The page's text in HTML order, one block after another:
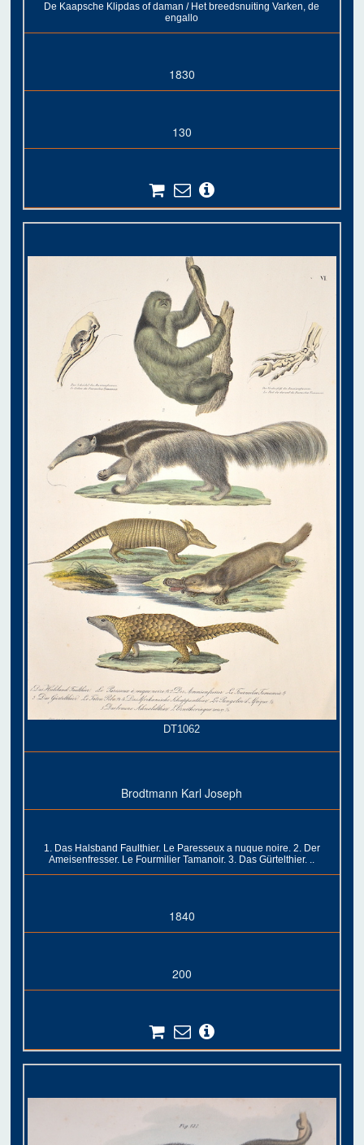
De Kaapsche Klipdas of daman / Het breedsnuiting Varken, de
engallo
1830
130
DT1062
Brodtmann Karl Joseph
1. Das Halsband Faulthier. Le Paresseux a nuque noire. 2. Der
Ameisenfresser. Le Fourmilier Tamanoir. 3. Das Gürtelthier. ..
1840
200